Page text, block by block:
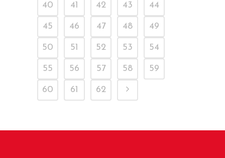
40 41 42 43 44
45 46 47 48 49
50 51 52 53 54
55 56 57 58 59
60 61 62